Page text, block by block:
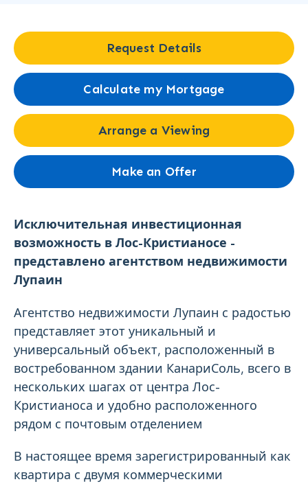
Request Details
Calculate my Mortgage
Arrange a Viewing
Make an Offer
Исключительная инвестиционная
возможность в Лос-Кристианосе -
представлено агентством недвижимости
Лупаин
Агентство недвижимости Лупаин с радостью
представляет этот уникальный и
универсальный объект, расположенный в
востребованном здании КанариСоль, всего в
нескольких шагах от центра Лос-
Кристианоса и удобно расположенного
рядом с почтовым отделением
В настоящее время зарегистрированный как
квартира с двумя коммерческими